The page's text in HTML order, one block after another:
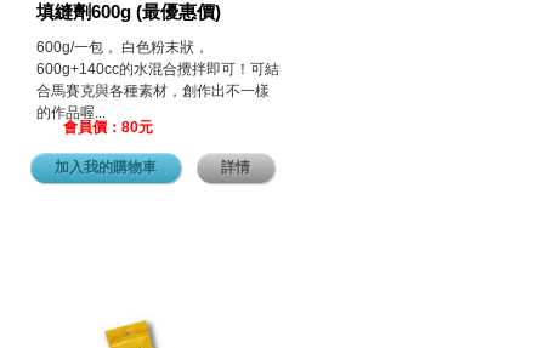
填縫劑600g (最優惠價)
600g/一包， 白色粉末狀，
600g+140cc的水混合攪拌即可！可結
合馬賽克與各種素材，創作出不一樣
的作品喔...
會員價：80元
加入我的購物車 詳情